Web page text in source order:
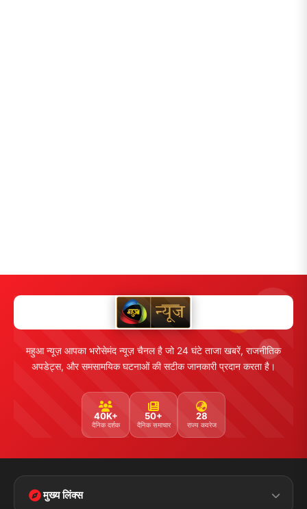
महुआ न्यूज़ आपका भरोसेमंद न्यूज़ चैनल है जो 24 घंटे ताजा खबरें, राजनीतिक
अपडेट्स, और समसामयिक घटनाओं की सटीक जानकारी प्रदान करता है।
40K+
दैनिक दर्शक
50+
दैनिक समाचार
28
राज्य कवरेज
मुख्य लिंक्स